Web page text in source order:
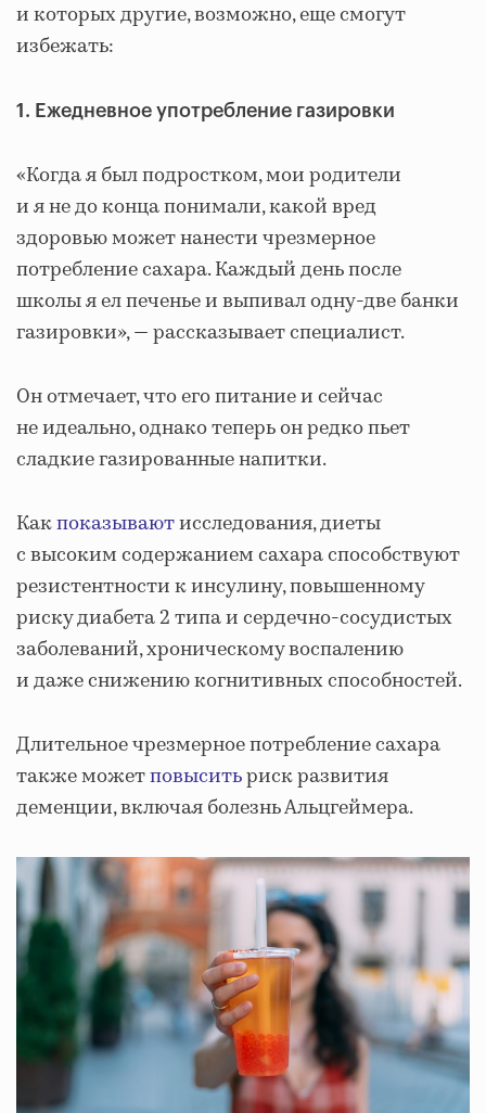
и которых другие, возможно, еще смогут
избежать:
1. Ежедневное употребление газировки
«Когда я был подростком, мои родители
и я не до конца понимали, какой вред
здоровью может нанести чрезмерное
потребление сахара. Каждый день после
школы я ел печенье и выпивал одну-две банки
газировки», — рассказывает специалист.
Он отмечает, что его питание и сейчас
не идеально, однако теперь он редко пьет
сладкие газированные напитки.
Какпоказываютисследования, диеты
с высоким содержанием сахара способствуют
резистентности к инсулину, повышенному
риску диабета 2 типа и сердечно-сосудистых
заболеваний, хроническому воспалению
и даже снижению когнитивных способностей.
Длительное чрезмерное потребление сахара
также можетповыситьриск развития
деменции, включая болезнь Альцгеймера.